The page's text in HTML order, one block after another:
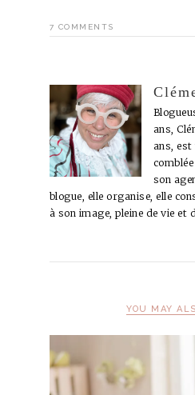
7 COMMENTS
ans,
ans, est
son
blogue, elle organise, elle
à son image, pleine de vie et
YOU MAY